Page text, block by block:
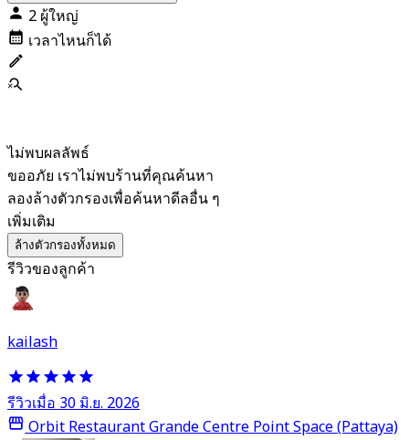
2 ผู้ใหญ่
เวลาไหนก็ได้
ไม่พบผลลัพธ์
ขออภัย เราไม่พบร้านที่คุณค้นหา
ลองล้างตัวกรองเพื่อค้นหาดีลอื่น ๆ
เพิ่มเติม
ล้างตัวกรองทั้งหมด
รีวิวของลูกค้า
kailash
รีวิวเมื่อ 30 มิ.ย. 2026
Orbit Restaurant Grande Centre Point Space (Pattaya)